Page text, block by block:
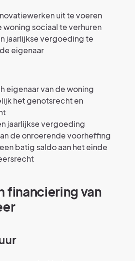
uit te voeren
woning sociaal te verhuren
jaarlijkse vergoeding te
eigenaar
eigenaar van de woning
het genotsrecht en
jaarlijkse vergoeding
de onroerende voorheffing
batig saldo aan het einde
financiering van